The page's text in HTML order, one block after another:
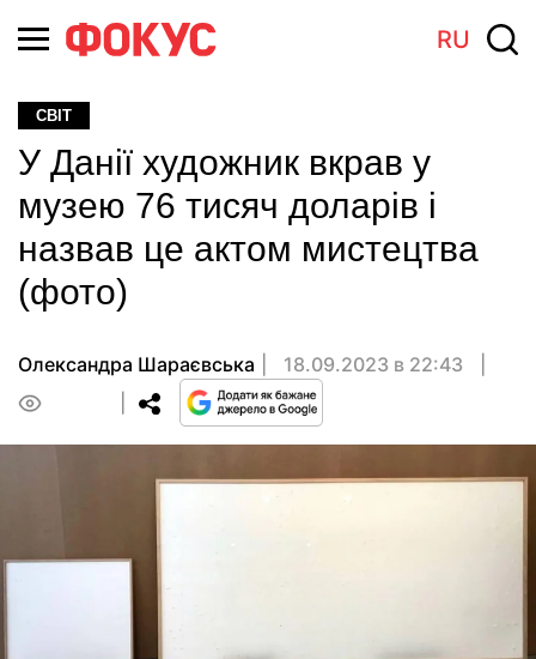
RU
СВІТ
У Данії художник вкрав у
музею 76 тисяч доларів і
назвав це актом мистецтва
(фото)
Олександра Шараєвська
18.09.2023 в 22:43